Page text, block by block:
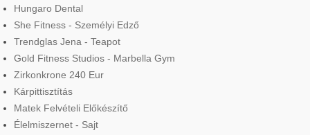
Hungaro Dental
She Fitness - Személyi Edző
Trendglas Jena - Teapot
Gold Fitness Studios - Marbella Gym
Zirkonkrone 240 Eur
Kárpittisztítás
Matek Felvételi Előkészítő
Élelmiszernet - Sajt